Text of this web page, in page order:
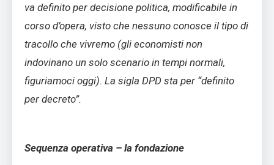
va definito per decisione politica, modificabile in
corso d’opera, visto che nessuno conosce il tipo di
tracollo che vivremo (gli economisti non
indovinano un solo scenario in tempi normali,
figuriamoci oggi). La sigla DPD sta per “definito
per decreto”.
Sequenza operativa – la fondazione